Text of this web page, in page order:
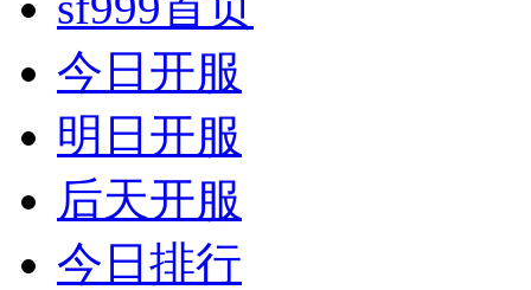
今日开服
明日开服
后天开服
今日排行